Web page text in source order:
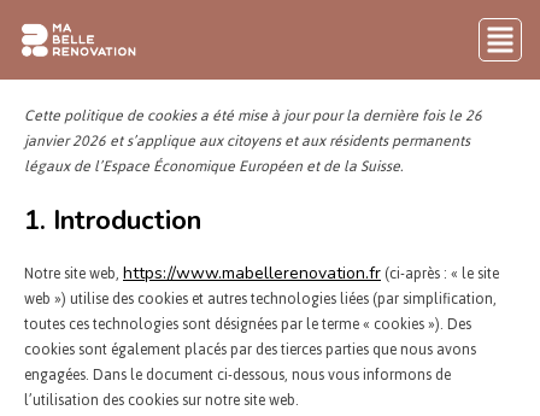
Cette politique de cookies a été mise à jour pour la dernière fois le 26
janvier 2026 et s’applique aux citoyens et aux résidents permanents
légaux de l’Espace Économique Européen et de la Suisse.
1. Introduction
Notre site web, https://www.mabellerenovation.fr (ci-après : « le site
web ») utilise des cookies et autres technologies liées (par simplification,
toutes ces technologies sont désignées par le terme « cookies »). Des
cookies sont également placés par des tierces parties que nous avons
engagées. Dans le document ci-dessous, nous vous informons de
l’utilisation des cookies sur notre site web.